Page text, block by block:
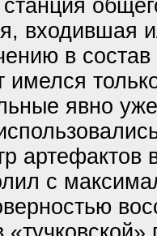
входившая
в
имелся
явно
артефактов
с